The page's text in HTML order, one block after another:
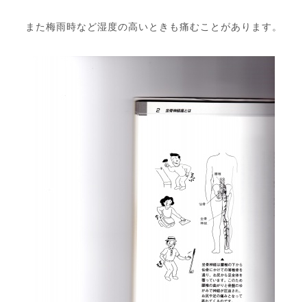
また梅雨時など湿度の高いときも痛むことがあります。